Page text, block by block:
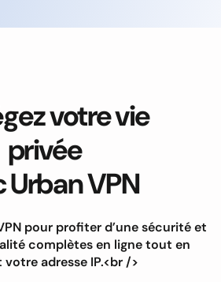
votre vie
privée
Urban VPN
pour profiter d’une sécurité et
complètes en ligne tout en
adresse IP.<br />